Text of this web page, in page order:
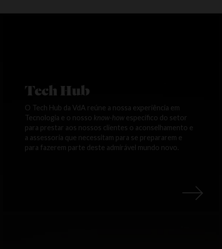
Tech Hub
O Tech Hub da VdA reúne a nossa experiência em
Tecnologia e o nosso know-howespecífico do setor
para prestar aos nossos clientes o aconselhamento e
a assessoria que necessitam para se prepararem e
para fazerem parte deste admirável mundo novo.